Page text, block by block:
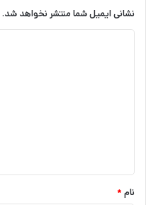
نشانی ایمیل شما منتشر نخواهد شد.
نام *